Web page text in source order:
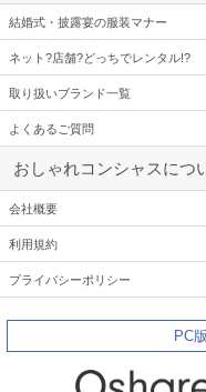
結婚式・披露宴の服装マナー
ネット?店舗?どっちでレンタル!?
取り扱いブランド一覧
よくあるご質問
おしゃれコンシャスにつ
会社概要
利用規約
プライバシーポリシー
PC